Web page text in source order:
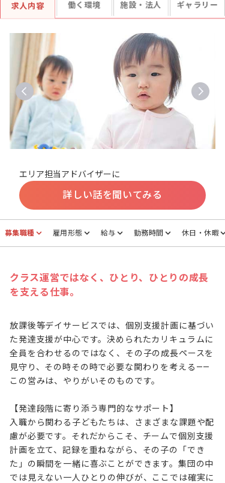
求人内容 働く環境 施設・法人 ギャラリー
エリア担当アドバイザーに
詳しい話を聞いてみる
募集職種 雇用形態 給与 勤務時間 休日・休暇
クラス運営ではなく、ひとり、ひとりの成長
を支える仕事。
放課後等デイサービスでは、個別支援計画に基づい
た発達支援が中心です。決められたカリキュラムに
全員を合わせるのではなく、その子の成長ペースを
見守り、その時その時で必要な関わりを考える——
この営みは、やりがいそのものです。
【発達段階に寄り添う専門的なサポート】
入職から関わる子どもたちは、さまざまな課題や配
慮が必要です。それだからこそ、チームで個別支援
計画を立て、記録を重ねながら、その子の「でき
た」の瞬間を一緒に喜ぶことができます。集団の中
では見えない一人ひとりの伸びが、ここでは確実に